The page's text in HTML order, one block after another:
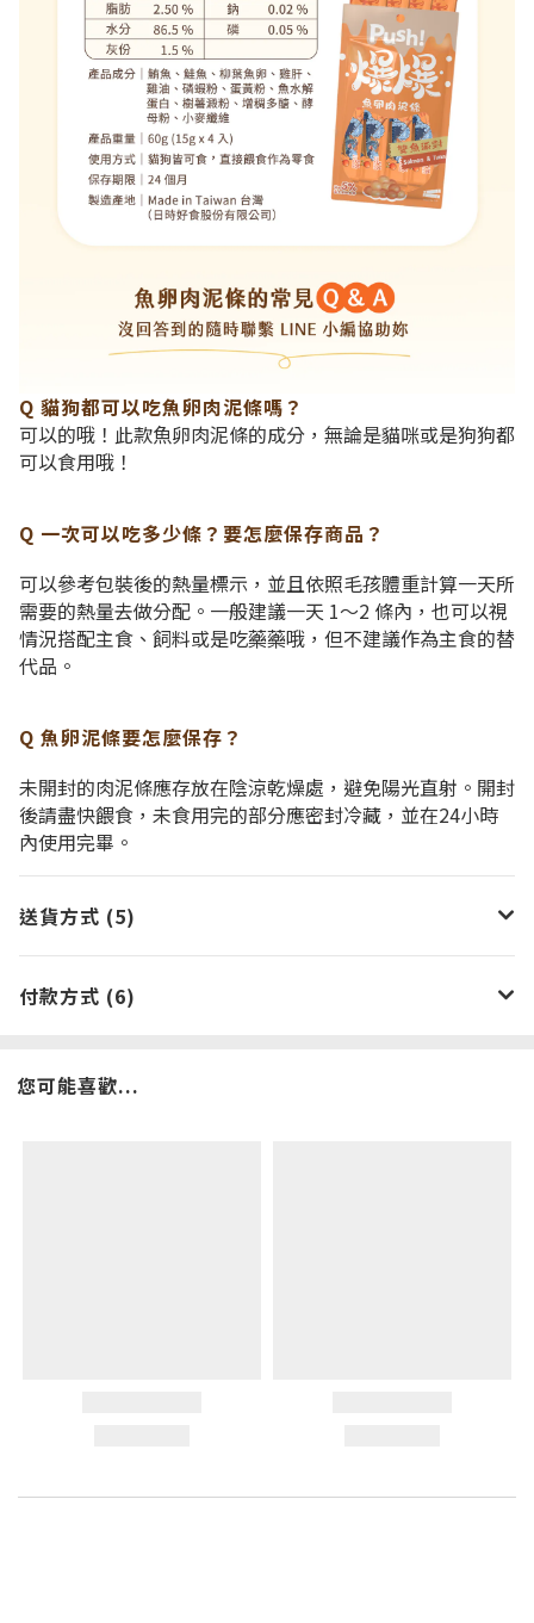
Q 貓狗都可以吃魚卵肉泥條嗎？
可以的哦！此款魚卵肉泥條的成分，無論是貓咪或是狗狗都
可以食用哦！
Q 一次可以吃多少條？要怎麼保存商品？
可以參考包裝後的熱量標示，並且依照毛孩體重計算一天所
需要的熱量去做分配。一般建議一天 1～2 條內，也可以視
情況搭配主食、飼料或是吃藥藥哦，但不建議作為主食的替
代品。
Q 魚卵泥條要怎麼保存？
未開封的肉泥條應存放在陰涼乾燥處，避免陽光直射。開封
後請盡快餵食，未食用完的部分應密封冷藏，並在24小時
內使用完畢。
送貨方式 (5)
付款方式 (6)
您可能喜歡...